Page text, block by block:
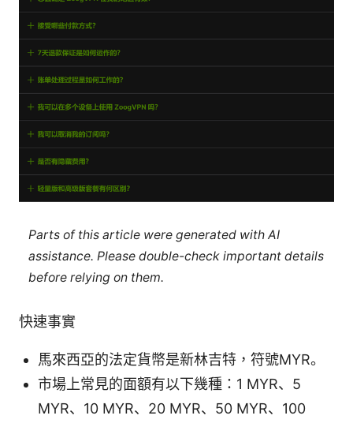
Parts of this article were generated with AI
assistance. Please double-check important details
before relying on them.
快速事實
馬來西亞的法定貨幣是新林吉特，符號MYR。
市場上常見的面額有以下幾種：1 MYR、5
MYR、10 MYR、20 MYR、50 MYR、100